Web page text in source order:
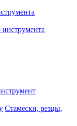
Стамески, резцы,